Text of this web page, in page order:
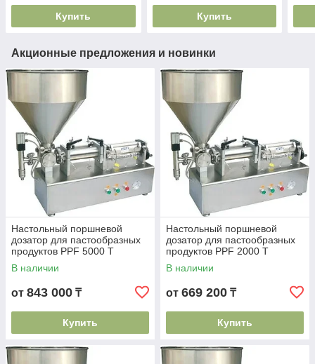
Купить Купить
Акционные предложения и новинки
Настольный поршневой
дозатор для пастообразных
продуктов PPF 5000 Т
В наличии
от 843 000 ₸
Купить
Настольный поршневой
дозатор для пастообразных
продуктов PPF 2000 Т
В наличии
от 669 200 ₸
Купить